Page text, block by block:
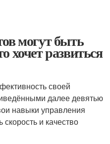
могут быть
хочет развиться
своей
далее девятью
навыки управления
и качество